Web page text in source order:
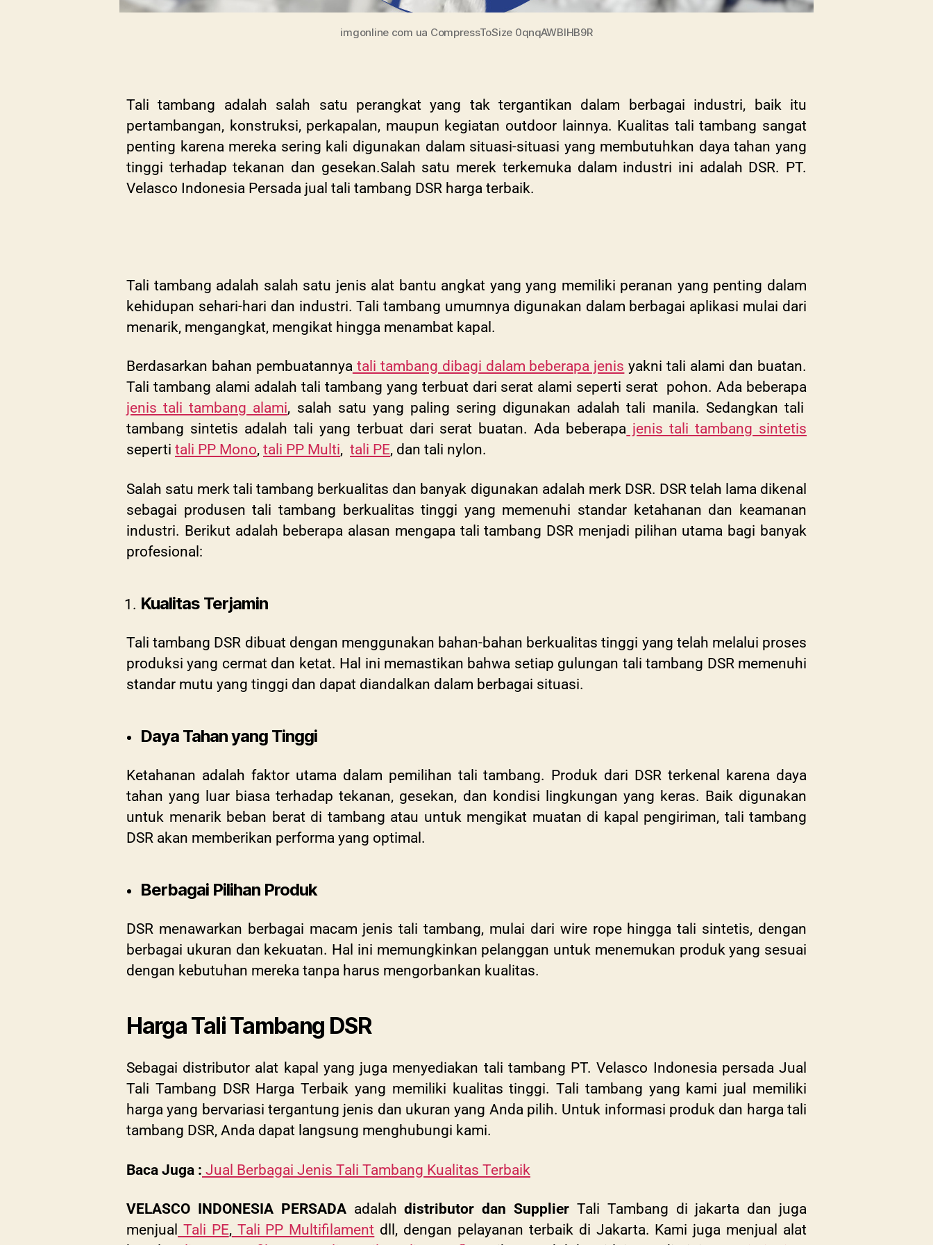
imgonline com ua CompressToSize 0qnqAWBIHB9R
Tali tambang adalah salah satu perangkat yang tak tergantikan dalam berbagai industri, baik itu
pertambangan, konstruksi, perkapalan, maupun kegiatan outdoor lainnya. Kualitas tali tambang sangat
penting karena mereka sering kali digunakan dalam situasi-situasi yang membutuhkan daya tahan yang
tinggi terhadap tekanan dan gesekan.Salah satu merek terkemuka dalam industri ini adalah DSR. PT.
Velasco Indonesia Persada jual tali tambang DSR harga terbaik.
Tali tambang adalah salah satu jenis alat bantu angkat yang yang memiliki peranan yang penting dalam
kehidupan sehari-hari dan industri. Tali tambang umumnya digunakan dalam berbagai aplikasi mulai dari
menarik, mengangkat, mengikat hingga menambat kapal.
Berdasarkan bahan pembuatannyatali tambang dibagi dalam beberapa jenis yakni tali alami dan buatan.
Tali tambang alami adalah tali tambang yang terbuat dari serat alami seperti serat pohon. Ada beberapa
jenis tali tambang alami, salah satu yang paling sering digunakan adalah tali manila. Sedangkan tali
tambang sintetis adalah tali yang terbuat dari serat buatan. Ada beberapa jenis tali tambang sintetis
seperti tali PP Mono, tali PP Multi, tali PE, dan tali nylon.
Salah satu merk tali tambang berkualitas dan banyak digunakan adalah merk DSR. DSR telah lama dikenal
sebagai produsen tali tambang berkualitas tinggi yang memenuhi standar ketahanan dan keamanan
industri. Berikut adalah beberapa alasan mengapa tali tambang DSR menjadi pilihan utama bagi banyak
profesional:
Kualitas Terjamin
Tali tambang DSR dibuat dengan menggunakan bahan-bahan berkualitas tinggi yang telah melalui proses
produksi yang cermat dan ketat. Hal ini memastikan bahwa setiap gulungan tali tambang DSR memenuhi
standar mutu yang tinggi dan dapat diandalkan dalam berbagai situasi.
Daya Tahan yang Tinggi
Ketahanan adalah faktor utama dalam pemilihan tali tambang. Produk dari DSR terkenal karena daya
tahan yang luar biasa terhadap tekanan, gesekan, dan kondisi lingkungan yang keras. Baik digunakan
untuk menarik beban berat di tambang atau untuk mengikat muatan di kapal pengiriman, tali tambang
DSR akan memberikan performa yang optimal.
Berbagai Pilihan Produk
DSR menawarkan berbagai macam jenis tali tambang, mulai dari wire rope hingga tali sintetis, dengan
berbagai ukuran dan kekuatan. Hal ini memungkinkan pelanggan untuk menemukan produk yang sesuai
dengan kebutuhan mereka tanpa harus mengorbankan kualitas.
Harga Tali Tambang DSR
Sebagai distributor alat kapal yang juga menyediakan tali tambang PT. Velasco Indonesia persada Jual
Tali Tambang DSR Harga Terbaik yang memiliki kualitas tinggi. Tali tambang yang kami jual memiliki
harga yang bervariasi tergantung jenis dan ukuran yang Anda pilih. Untuk informasi produk dan harga tali
tambang DSR, Anda dapat langsung menghubungi kami.
Baca Juga : Jual Berbagai Jenis Tali Tambang Kualitas Terbaik
VELASCO INDONESIA PERSADAadalahdistributor dan Supplier Tali Tambang di jakarta dan juga
menjual Tali PE,Tali PP Multifilament dll, dengan pelayanan terbaik di Jakarta. Kami juga menjual alat